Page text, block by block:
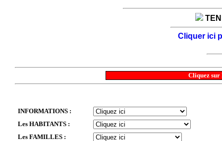
Cliquer ici
Cliquez sur
INFORMATIONS :
Les HABITANTS :
Les FAMILLES :